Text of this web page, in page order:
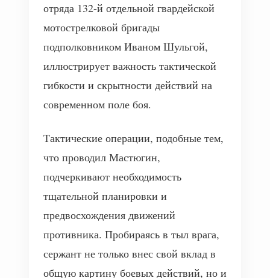
отряда 132-й отдельной гвардейской
мотострелковой бригады
подполковником Иваном Шульгой,
иллюстрирует важность тактической
гибкости и скрытности действий на
современном поле боя.
Тактические операции, подобные тем,
что проводил Мастюгин,
подчеркивают необходимость
тщательной планировки и
предвосхождения движений
противника. Пробираясь в тыл врага,
сержант не только внес свой вклад в
общую картину боевых действий, но и